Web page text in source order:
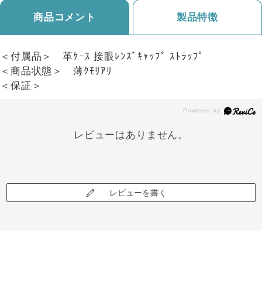
商品コメント 製品特徴
＜付属品＞ 革ｹｰｽ 接眼ﾚﾝｽﾞｷｬｯﾌﾟ ｽﾄﾗｯﾌﾟ
＜商品状態＞ 薄ｸﾓﾘｱﾘ
＜保証＞
レビューはありません。
レビューを書く